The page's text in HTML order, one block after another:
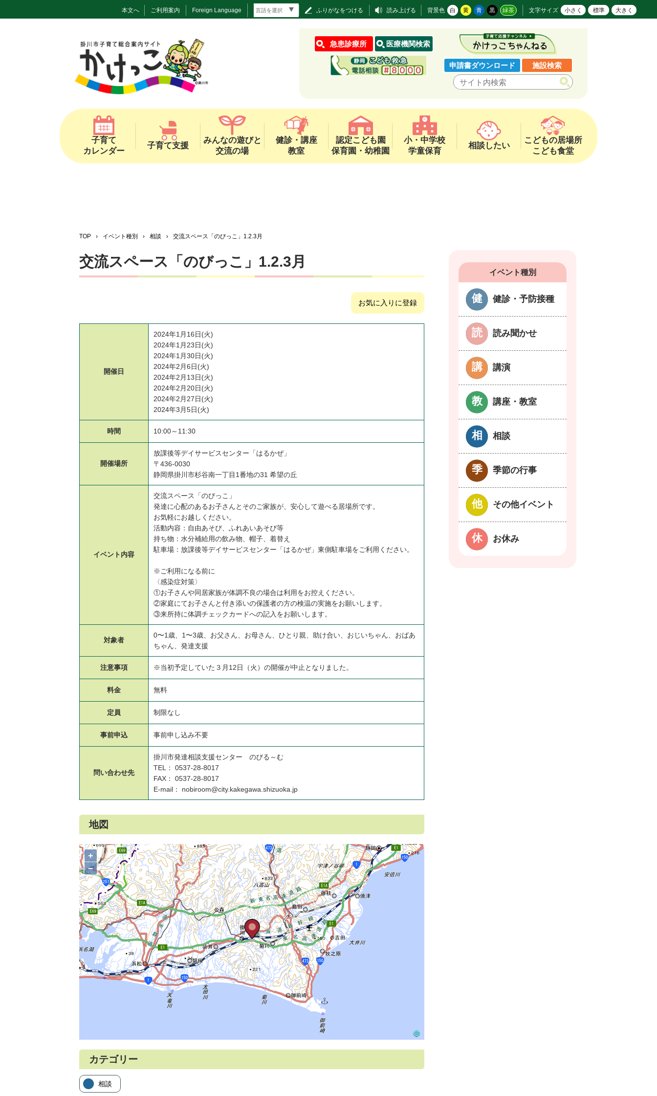
本文へ ご利用案内 Foreign Language ふりがなをつける 読み上げる 背景色 白 黄 青 黒 緑茶 文字サイズ 小さく 標準 大きく
急患診療所 医療機関検索
申請書ダウンロード 施設検索
子育て
カレンダー
子育て支援
みんなの遊びと
交流の場
健診・講座
教室
認定こども園
保育園・幼稚園
小・中学校
学童保育
相談したい
こどもの居場所
こども食堂
TOP › イベント種別 › 相談 › 交流スペース「のびっこ」1.2.3月
交流スペース「のびっこ」1.2.3月
お気に入りに登録
開催日
2024年1月16日(火)
2024年1月23日(火)
2024年1月30日(火)
2024年2月6日(火)
2024年2月13日(火)
2024年2月20日(火)
2024年2月27日(火)
2024年3月5日(火)
時間 10:00～11:30
開催場所
放課後等デイサービスセンター「はるかぜ」
〒436-0030
静岡県掛川市杉谷南一丁目1番地の31 希望の丘
イベント 内容
交流スペース「のびっこ」
発達に心配のあるお子さんとそのご家族が、安心して遊べる居場所です。
お気軽にお越しください。
活動内容：自由あそび、ふれあいあそび等
持ち物：水分補給用の飲み物、帽子、着替え
駐車場：放課後等デイサービスセンター「はるかぜ」東側駐車場をご利用ください。
※ご利用になる前に
〈感染症対策〉
①お子さんや同居家族が体調不良の場合は利用をお控えください。
②家庭にてお子さんと付き添いの保護者の方の検温の実施をお願いします。
③来所持に体調チェックカードへの記入をお願いします。
対象者
0〜1歳、1〜3歳、お父さん、お母さん、ひとり親、助け合い、おじいちゃん、おばあ
ちゃん、発達支援
注意事項 ※当初予定していた３月12日（火）の開催が中止となりました。
料金 無料
定員 制限なし
事前申込 事前申し込み不要
問い合わせ先
掛川市発達相談支援センター のびる～む
TEL： 0537-28-8017
FAX： 0537-28-8017
E-mail： nobiroom@city.kakegawa.shizuoka.jp
地図
+
−
カテゴリー
相談
イベント種別
健診・予防接種
読み聞かせ
講演
講座・教室
相談
季節の行事
その他イベント
お休み